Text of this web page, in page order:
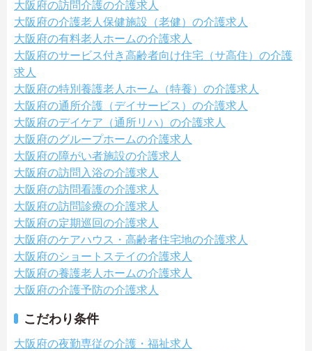
大阪府の訪問介護の介護求人
大阪府の介護老人保健施設（老健）の介護求人
大阪府の有料老人ホームの介護求人
大阪府のサービス付き高齢者向け住宅（サ高住）の介護
求人
大阪府の特別養護老人ホーム（特養）の介護求人
大阪府の通所介護（デイサービス）の介護求人
大阪府のデイケア（通所リハ）の介護求人
大阪府のグループホームの介護求人
大阪府の障がい者施設の介護求人
大阪府の訪問入浴の介護求人
大阪府の訪問看護の介護求人
大阪府の訪問診療の介護求人
大阪府の定期巡回の介護求人
大阪府のケアハウス・高齢者住宅地の介護求人
大阪府のショートステイの介護求人
大阪府の養護老人ホームの介護求人
大阪府の介護予防の介護求人
こだわり条件
大阪府の夜勤専従の介護・福祉求人